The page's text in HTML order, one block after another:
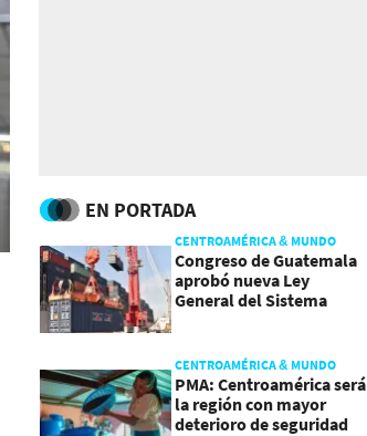
EN PORTADA
CENTROAMÉRICA & MUNDO
Congreso de Guatemala
aprobó nueva Ley
General del Sistema
CENTROAMÉRICA & MUNDO
PMA: Centroamérica será
la región con mayor
deterioro de seguridad